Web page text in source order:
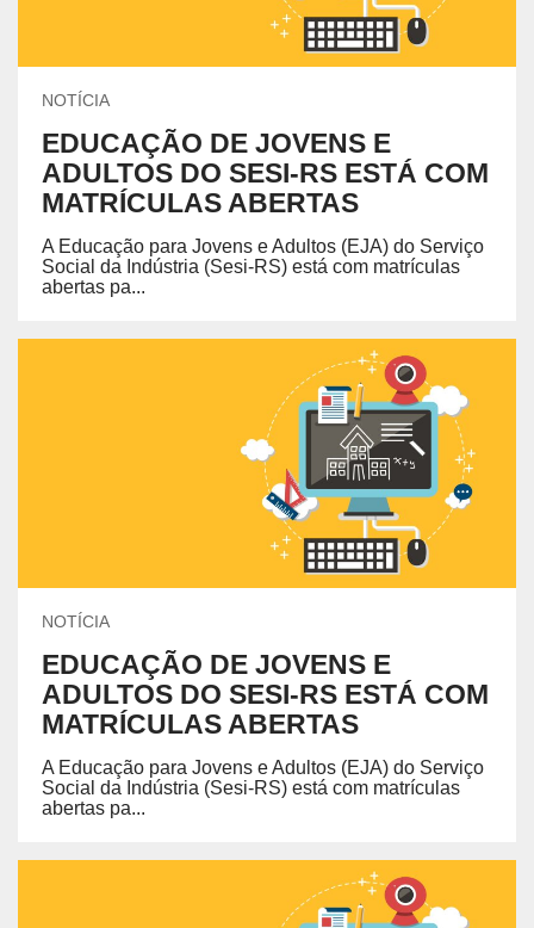
NOTÍCIA
EDUCAÇÃO DE JOVENS E
ADULTOS DO SESI-RS ESTÁ COM
MATRÍCULAS ABERTAS
A Educação para Jovens e Adultos (EJA) do Serviço
Social da Indústria (Sesi-RS) está com matrículas
abertas pa...
NOTÍCIA
EDUCAÇÃO DE JOVENS E
ADULTOS DO SESI-RS ESTÁ COM
MATRÍCULAS ABERTAS
A Educação para Jovens e Adultos (EJA) do Serviço
Social da Indústria (Sesi-RS) está com matrículas
abertas pa...